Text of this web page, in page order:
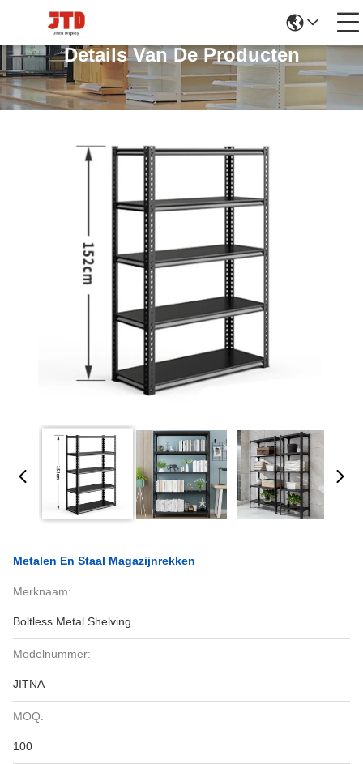
Details Van De Producten
Metalen En Staal Magazijnrekken
Merknaam:
Boltless Metal Shelving
Modelnummer:
JITNA
MOQ:
100